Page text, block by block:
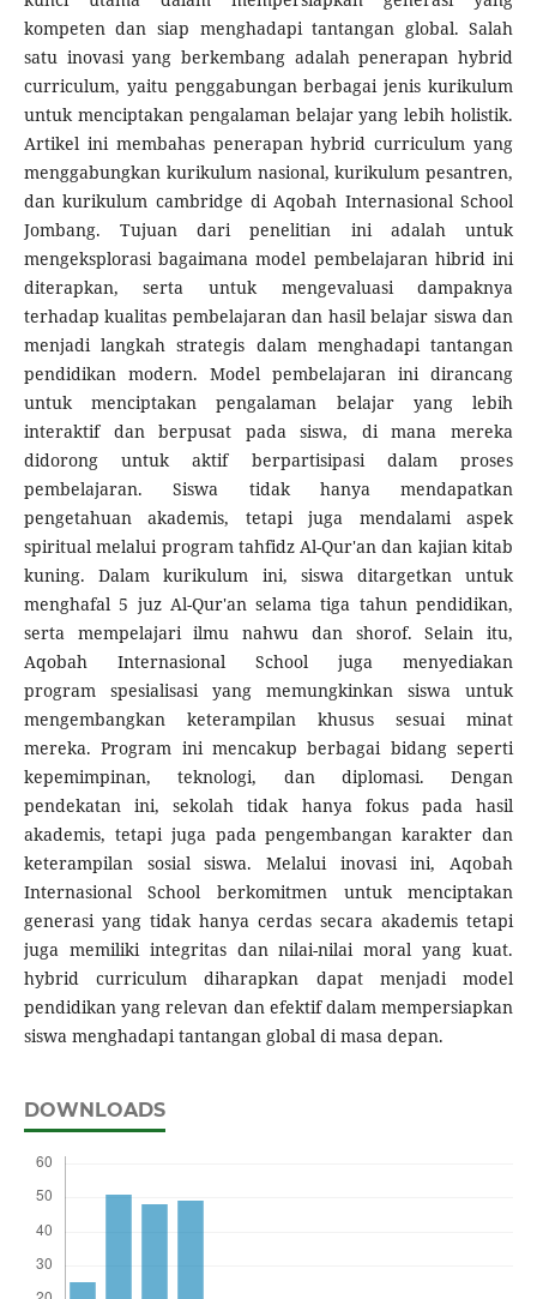
kompeten dan siap menghadapi tantangan global. Salah
satu inovasi yang berkembang adalah penerapan hybrid
curriculum, yaitu penggabungan berbagai jenis kurikulum
untuk menciptakan pengalaman belajar yang lebih holistik.
Artikel ini membahas penerapan hybrid curriculum yang
menggabungkan kurikulum nasional, kurikulum pesantren,
dan kurikulum cambridge di Aqobah Internasional School
Jombang. Tujuan dari penelitian ini adalah untuk
mengeksplorasi bagaimana model pembelajaran hibrid ini
diterapkan, serta untuk mengevaluasi dampaknya
terhadap kualitas pembelajaran dan hasil belajar siswa dan
menjadi langkah strategis dalam menghadapi tantangan
pendidikan modern. Model pembelajaran ini dirancang
untuk menciptakan pengalaman belajar yang lebih
interaktif dan berpusat pada siswa, di mana mereka
didorong untuk aktif berpartisipasi dalam proses
pembelajaran. Siswa tidak hanya mendapatkan
pengetahuan akademis, tetapi juga mendalami aspek
spiritual melalui program tahfidz Al-Qur'an dan kajian kitab
kuning. Dalam kurikulum ini, siswa ditargetkan untuk
menghafal 5 juz Al-Qur'an selama tiga tahun pendidikan,
serta mempelajari ilmu nahwu dan shorof. Selain itu,
Aqobah Internasional School juga menyediakan
program spesialisasi yang memungkinkan siswa untuk
mengembangkan keterampilan khusus sesuai minat
mereka. Program ini mencakup berbagai bidang seperti
kepemimpinan, teknologi, dan diplomasi. Dengan
pendekatan ini, sekolah tidak hanya fokus pada hasil
akademis, tetapi juga pada pengembangan karakter dan
keterampilan sosial siswa. Melalui inovasi ini, Aqobah
Internasional School berkomitmen untuk menciptakan
generasi yang tidak hanya cerdas secara akademis tetapi
juga memiliki integritas dan nilai-nilai moral yang kuat.
hybrid curriculum diharapkan dapat menjadi model
pendidikan yang relevan dan efektif dalam mempersiapkan
siswa menghadapi tantangan global di masa depan.
DOWNLOADS